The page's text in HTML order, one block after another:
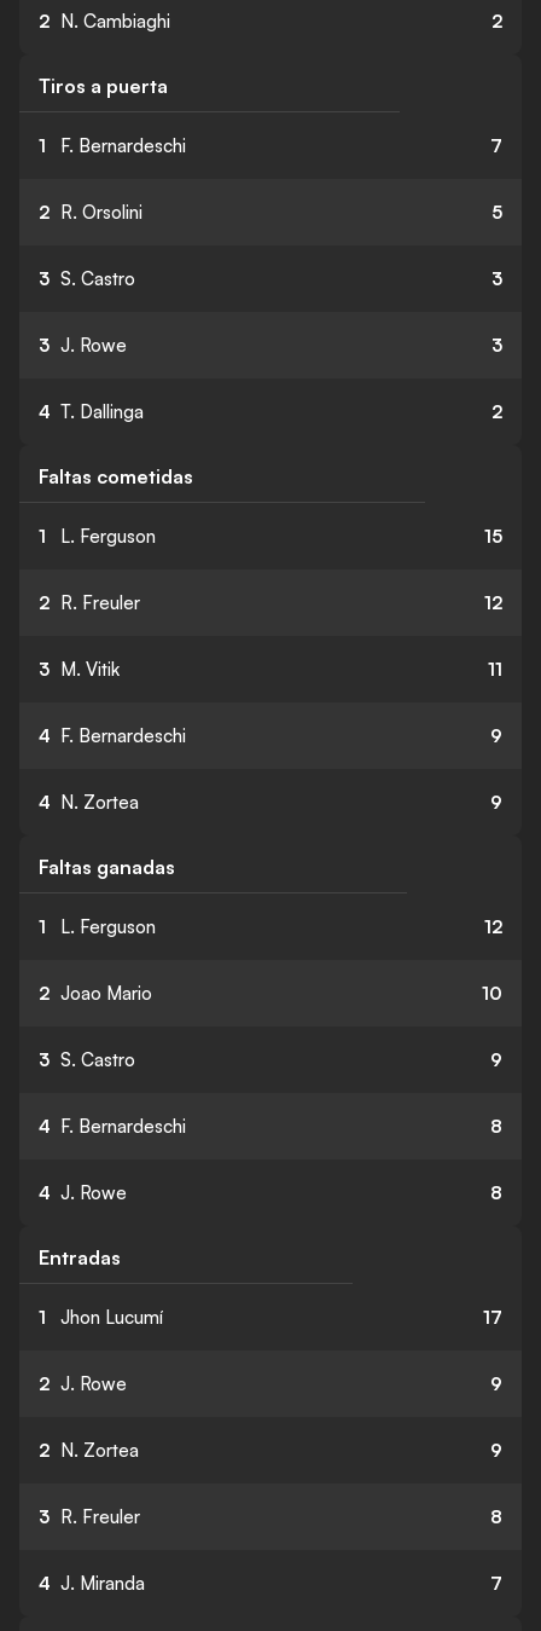
2 N. Cambiaghi 2
Tiros a puerta
1 F. Bernardeschi 7
2 R. Orsolini 5
3 S. Castro 3
3 J. Rowe 3
4 T. Dallinga 2
Faltas cometidas
1 L. Ferguson 15
2 R. Freuler 12
3 M. Vitik 11
4 F. Bernardeschi 9
4 N. Zortea 9
Faltas ganadas
1 L. Ferguson 12
2 Joao Mario 10
3 S. Castro 9
4 F. Bernardeschi 8
4 J. Rowe 8
Entradas
1 Jhon Lucumí 17
2 J. Rowe 9
2 N. Zortea 9
3 R. Freuler 8
4 J. Miranda 7